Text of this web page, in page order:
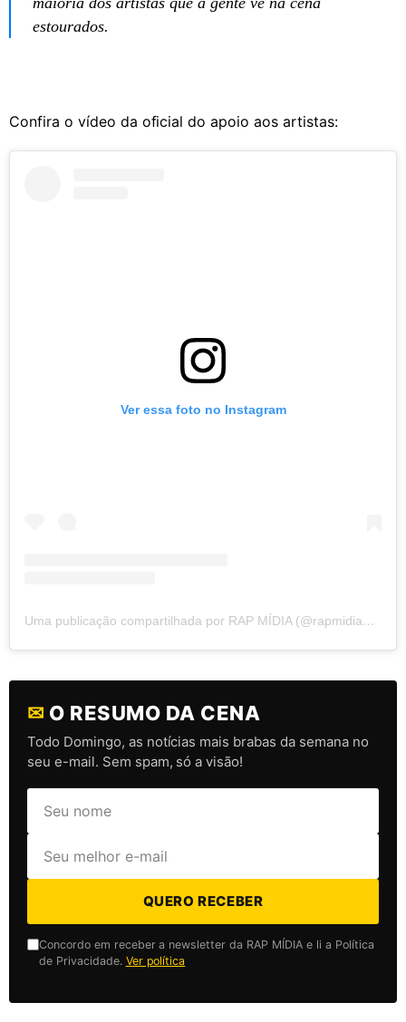
estourados.
Confira o vídeo da oficial do apoio aos artistas:
Ver essa foto no Instagram
Uma publicação compartilhada por RAP MÍDIA (@rapmidiaoficial)
✉ O RESUMO DA CENA
Todo Domingo, as notícias mais brabas da semana no
seu e-mail. Sem spam, só a visão!
QUERO RECEBER
Concordo em receber a newsletter da RAP MÍDIA e li a Política
de Privacidade. Ver política